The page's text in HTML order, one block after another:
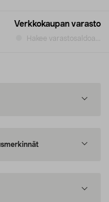
Verkkokaupan varasto
Hakee varastosaldoa...